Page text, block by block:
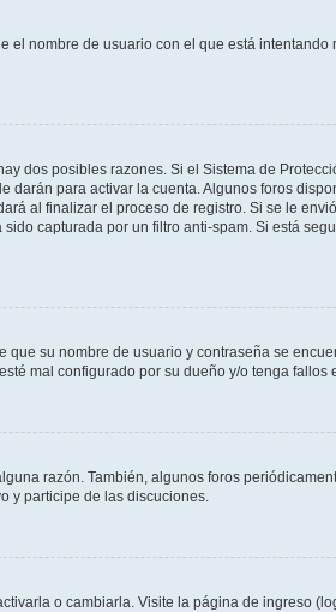
nombre de usuario con el que está
dos posibles razones. Si el Sistema de
darán para activar la cuenta. Algunos foros
al finalizar el proceso de registro. Si se le
capturada por un filtro anti-spam. Si está
su nombre de usuario y contraseña se
mal configurado por su dueño y/o tenga
razón. También, algunos foros
y participe de las discuciones.
o cambiarla. Visite la página de ingreso